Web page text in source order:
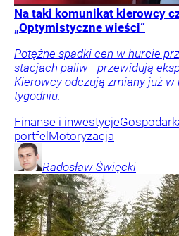
Na taki komunikat kierowcy
„Optymistyczne wieści”
Potężne spadki cen w hurcie
stacjach paliw - przewidują
Kierowcy odczują zmiany już w
tygodniu.
Finanse i inwestycje
portfelMotoryzacja
Radosław Święcki